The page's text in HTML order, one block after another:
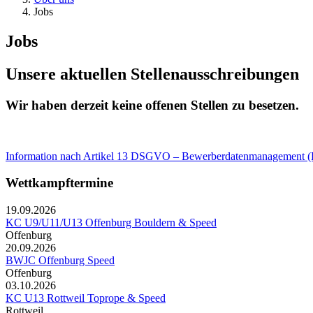
Jobs
Jobs
Unsere aktuellen Stellenausschreibungen
Wir haben derzeit keine offenen Stellen zu besetzen.
Information nach Artikel 13 DSGVO – Bewerberdatenmanagement
Wettkampftermine
19.09.2026
KC U9/U11/U13 Offenburg Bouldern & Speed
Offenburg
20.09.2026
BWJC Offenburg Speed
Offenburg
03.10.2026
KC U13 Rottweil Toprope & Speed